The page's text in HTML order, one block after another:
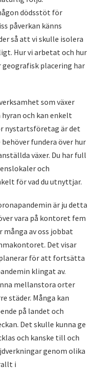
dödsstöt för
påverkan känns
så att vi skulle isolera
Hur vi arbetat och hur
placering har
som växer
och kan enkelt
nystartsföretag är det
fundera över hur
växer. Du har full
och
för vad du utnyttjar.
är ju detta
vara på kontoret fem
många av oss jobbat
Det visar
för att fortsätta
klingat av.
mellanstora orter
städer. Många kan
på landet och
Det skulle kunna ge
och kanske till och
genom olika
i